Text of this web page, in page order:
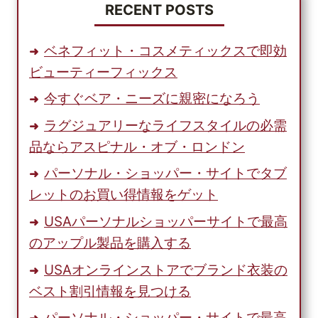
デ
イ
ナ
ー
ン
ド
ッ
グ
多
彩
な
コ
レ
ク
RECENT POSTS
ベネフィット・コスメティックスで即効
ビューティーフィックス
今すぐベア・ニーズに親密になろう
ラグジュアリーなライフスタイルの必需
品ならアスピナル・オブ・ロンドン
パーソナル・ショッパー・サイトでタブ
レットのお買い得情報をゲット
USAパーソナルショッパーサイトで最高
のアップル製品を購入する
USAオンラインストアでブランド衣装の
ベスト割引情報を見つける